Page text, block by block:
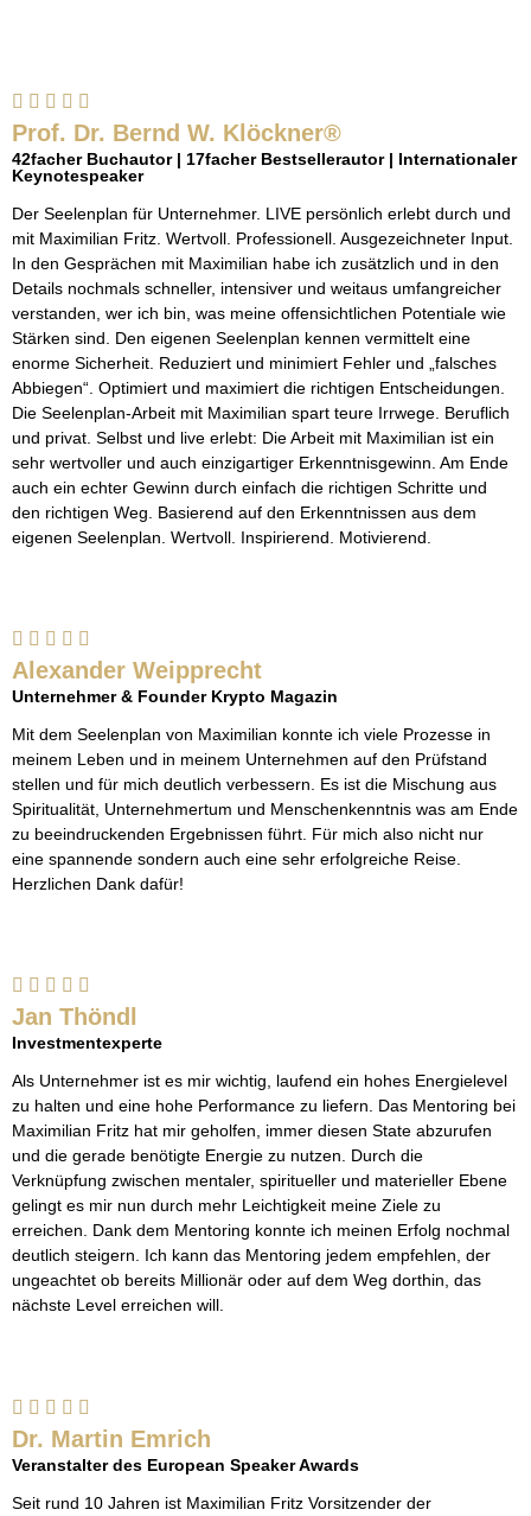
Prof. Dr. Bernd W. Klöckner®
42facher Buchautor | 17facher Bestsellerautor | Internationaler
Keynotespeaker
Der Seelenplan für Unternehmer. LIVE persönlich erlebt durch und
mit Maximilian Fritz. Wertvoll. Professionell. Ausgezeichneter Input.
In den Gesprächen mit Maximilian habe ich zusätzlich und in den
Details nochmals schneller, intensiver und weitaus umfangreicher
verstanden, wer ich bin, was meine offensichtlichen Potentiale wie
Stärken sind. Den eigenen Seelenplan kennen vermittelt eine
enorme Sicherheit. Reduziert und minimiert Fehler und „falsches
Abbiegen“. Optimiert und maximiert die richtigen Entscheidungen.
Die Seelenplan-Arbeit mit Maximilian spart teure Irrwege. Beruflich
und privat. Selbst und live erlebt: Die Arbeit mit Maximilian ist ein
sehr wertvoller und auch einzigartiger Erkenntnisgewinn. Am Ende
auch ein echter Gewinn durch einfach die richtigen Schritte und
den richtigen Weg. Basierend auf den Erkenntnissen aus dem
eigenen Seelenplan. Wertvoll. Inspirierend. Motivierend.
Alexander Weipprecht
Unternehmer & Founder Krypto Magazin
Mit dem Seelenplan von Maximilian konnte ich viele Prozesse in
meinem Leben und in meinem Unternehmen auf den Prüfstand
stellen und für mich deutlich verbessern. Es ist die Mischung aus
Spiritualität, Unternehmertum und Menschenkenntnis was am Ende
zu beeindruckenden Ergebnissen führt. Für mich also nicht nur
eine spannende sondern auch eine sehr erfolgreiche Reise.
Herzlichen Dank dafür!
Jan Thöndl
Investmentexperte
Als Unternehmer ist es mir wichtig, laufend ein hohes Energielevel
zu halten und eine hohe Performance zu liefern. Das Mentoring bei
Maximilian Fritz hat mir geholfen, immer diesen State abzurufen
und die gerade benötigte Energie zu nutzen. Durch die
Verknüpfung zwischen mentaler, spiritueller und materieller Ebene
gelingt es mir nun durch mehr Leichtigkeit meine Ziele zu
erreichen. Dank dem Mentoring konnte ich meinen Erfolg nochmal
deutlich steigern. Ich kann das Mentoring jedem empfehlen, der
ungeachtet ob bereits Millionär oder auf dem Weg dorthin, das
nächste Level erreichen will.
Dr. Martin Emrich
Veranstalter des European Speaker Awards
Seit rund 10 Jahren ist Maximilian Fritz Vorsitzender der